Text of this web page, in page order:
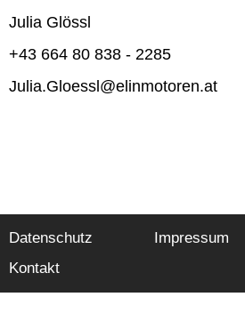
Julia Glössl
+43 664 80 838 - 2285
Julia.Gloessl@elinmotoren.at
Datenschutz
Impressum
Kontakt